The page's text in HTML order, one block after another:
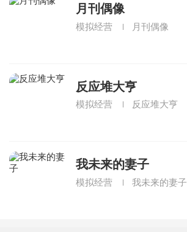
月刊偶像
模拟经营 月刊偶像
反应堆大亨
模拟经营 反应堆大亨
我未来的妻子
模拟经营 我未来的妻子